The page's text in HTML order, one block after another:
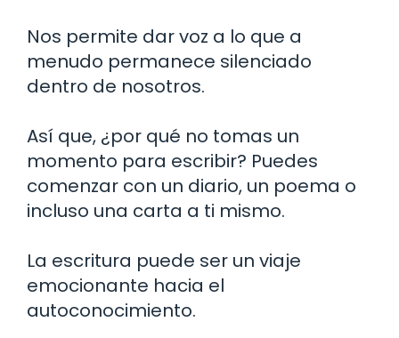
Nos permite dar voz a lo que a
menudo permanece silenciado
dentro de nosotros.
Así que, ¿por qué no tomas un
momento para escribir? Puedes
comenzar con un diario, un poema o
incluso una carta a ti mismo.
La escritura puede ser un viaje
emocionante hacia el
autoconocimiento.